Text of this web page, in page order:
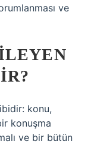
ve
konu,
konuşma
ve bir bütün